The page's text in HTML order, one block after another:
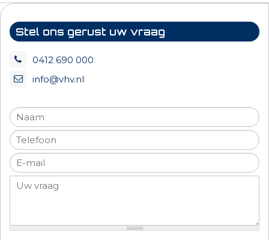
Stel ons gerust uw vraag
0412 690 000
info@vhv.nl